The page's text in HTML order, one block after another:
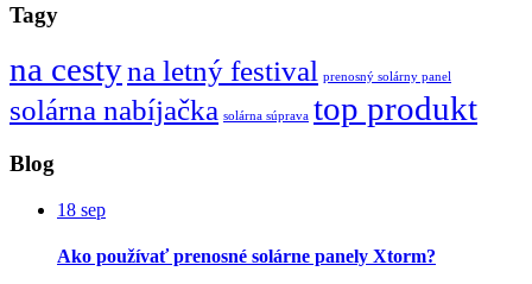
Tagy
na cestyna letný festival prenosný solárny panel
solárna nabíjačka solárna súprava top produkt
Blog
18 sep
Ako používať prenosné solárne panely Xtorm?